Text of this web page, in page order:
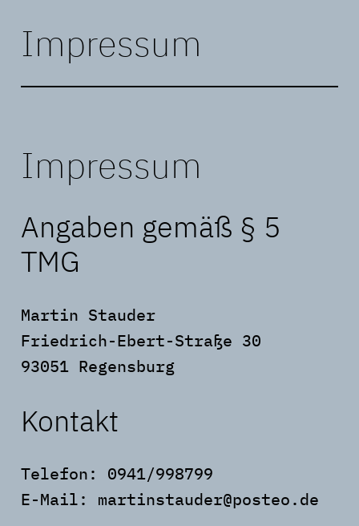
Zum
Inhalt
springen
Impressum
Impressum
Angaben gemäß § 5
TMG
Martin Stauder
Friedrich-Ebert-Straße 30
93051 Regensburg
Kontakt
Telefon: 0941/998799
E-Mail: martinstauder@posteo.de